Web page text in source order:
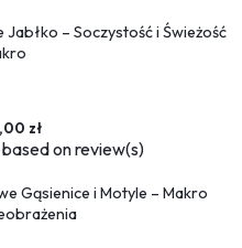
– Soczystość i Świeżość
zł
onreview(s)
Gąsienice i Motyle – Makro